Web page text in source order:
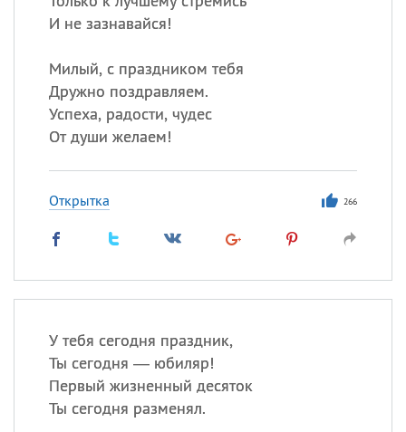
И не зазнавайся!
Милый, с праздником тебя
Дружно поздравляем.
Успеха, радости, чудес
От души желаем!
Открытка 266
У тебя сегодня праздник,
Ты сегодня — юбиляр!
Первый жизненный десяток
Ты сегодня разменял.